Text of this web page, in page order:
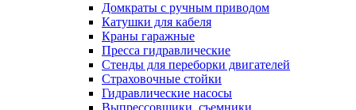
Домкраты с ручным приводом
Катушки для кабеля
Краны гаражные
Пресса гидравлические
Стенды для переборки двигателей
Страховочные стойки
Гидравлические насосы
Выпрессовщики, съемники